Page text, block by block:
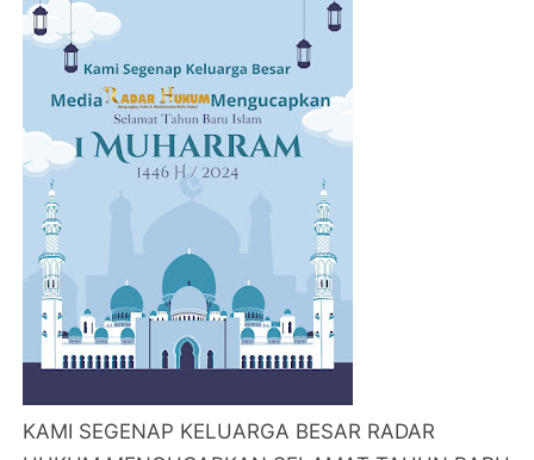
KAMI SEGENAP KELUARGA BESAR RADAR